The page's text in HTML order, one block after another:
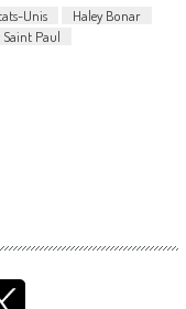
Unis
Haley Bonar
Saint Paul